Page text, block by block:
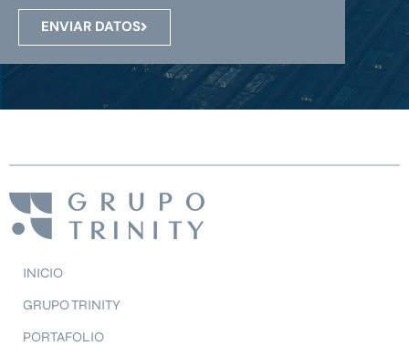
ENVIAR DATOS
INICIO
GRUPO TRINITY
PORTAFOLIO